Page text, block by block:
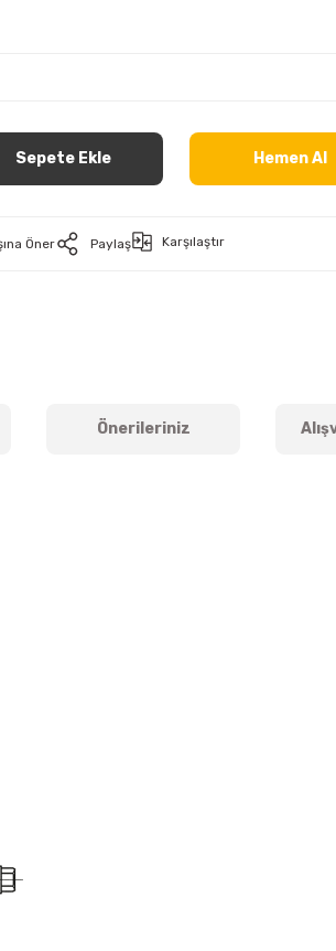
Sepete Ekle Hemen Al
Öner Paylaş Karşılaştır
Önerileriniz